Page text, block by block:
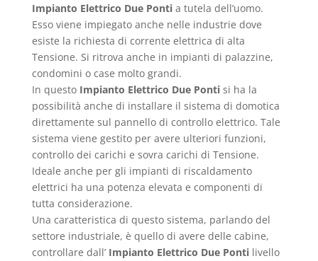
Impianto Elettrico Due Pontia tutela dell’uomo.
Esso viene impiegato anche nelle industrie dove
esiste la richiesta di corrente elettrica di alta
Tensione. Si ritrova anche in impianti di palazzine,
condomini o case molto grandi.
In questo Impianto Elettrico Due Pontisi ha la
possibilità anche di installare il sistema di domotica
direttamente sul pannello di controllo elettrico. Tale
sistema viene gestito per avere ulteriori funzioni,
controllo dei carichi e sovra carichi di Tensione.
Ideale anche per gli impianti di riscaldamento
elettrici ha una potenza elevata e componenti di
tutta considerazione.
Una caratteristica di questo sistema, parlando del
settore industriale, è quello di avere delle cabine,
controllare dall’ Impianto Elettrico Due Pontilivello